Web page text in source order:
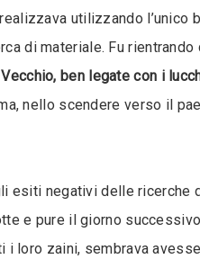
utilizzando l’unico
di materiale. Fu
ben legate con i
nello scendere verso il
negativi delle ricerche
e pure il giorno
zaini, sembrava